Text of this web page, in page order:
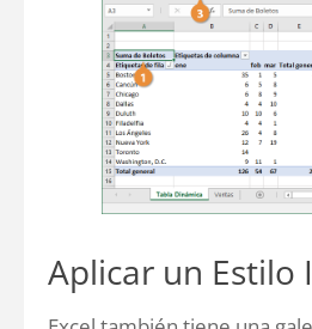
Aplicar un Estilo